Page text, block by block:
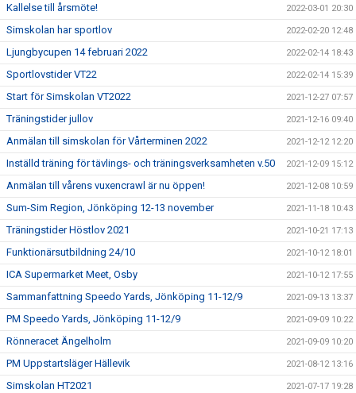
Kallelse till årsmöte! 2022-03-01 20:30
Simskolan har sportlov 2022-02-20 12:48
Ljungbycupen 14 februari 2022 2022-02-14 18:43
Sportlovstider VT22 2022-02-14 15:39
Start för Simskolan VT2022 2021-12-27 07:57
Träningstider jullov 2021-12-16 09:40
Anmälan till simskolan för Vårterminen 2022 2021-12-12 12:20
Inställd träning för tävlings- och träningsverksamheten v.50 2021-12-09 15:12
Anmälan till vårens vuxencrawl är nu öppen! 2021-12-08 10:59
Sum-Sim Region, Jönköping 12-13 november 2021-11-18 10:43
Träningstider Höstlov 2021 2021-10-21 17:13
Funktionärsutbildning 24/10 2021-10-12 18:01
ICA Supermarket Meet, Osby 2021-10-12 17:55
Sammanfattning Speedo Yards, Jönköping 11-12/9 2021-09-13 13:37
PM Speedo Yards, Jönköping 11-12/9 2021-09-09 10:22
Rönneracet Ängelholm 2021-09-09 10:20
PM Uppstartsläger Hällevik 2021-08-12 13:16
Simskolan HT2021 2021-07-17 19:28